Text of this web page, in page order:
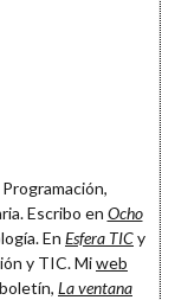
Escribo en Ocho
En Esfera TICy
y TIC. Miweb
La ventana